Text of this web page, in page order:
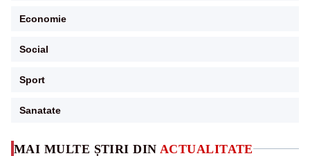
MAI MULTE ȘTIRI DIN ACTUALITATE
Economie
Social
Sport
Sanatate